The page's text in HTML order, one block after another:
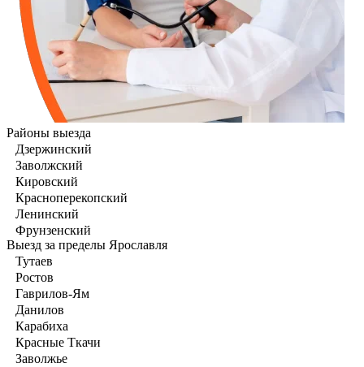
Районы выезда
Дзержинский
Заволжский
Кировский
Красноперекопский
Ленинский
Фрунзенский
Выезд за пределы Ярославля
Тутаев
Ростов
Гаврилов-Ям
Данилов
Карабиха
Красные Ткачи
Заволжье